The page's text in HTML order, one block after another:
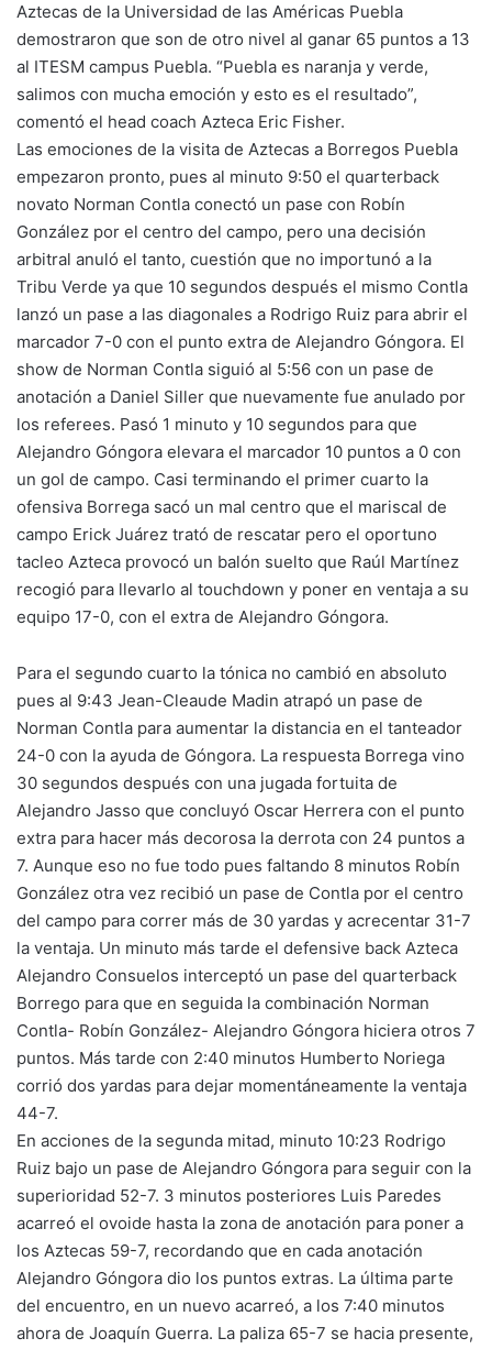
Aztecas de la Universidad de las Américas Puebla
demostraron que son de otro nivel al ganar 65 puntos a 13
al ITESM campus Puebla. “Puebla es naranja y verde,
salimos con mucha emoción y esto es el resultado”,
comentó el head coach Azteca Eric Fisher.
Las emociones de la visita de Aztecas a Borregos Puebla
empezaron pronto, pues al minuto 9:50 el quarterback
novato Norman Contla conectó un pase con Robín
González por el centro del campo, pero una decisión
arbitral anuló el tanto, cuestión que no importunó a la
Tribu Verde ya que 10 segundos después el mismo Contla
lanzó un pase a las diagonales a Rodrigo Ruiz para abrir el
marcador 7-0 con el punto extra de Alejandro Góngora. El
show de Norman Contla siguió al 5:56 con un pase de
anotación a Daniel Siller que nuevamente fue anulado por
los referees. Pasó 1 minuto y 10 segundos para que
Alejandro Góngora elevara el marcador 10 puntos a 0 con
un gol de campo. Casi terminando el primer cuarto la
ofensiva Borrega sacó un mal centro que el mariscal de
campo Erick Juárez trató de rescatar pero el oportuno
tacleo Azteca provocó un balón suelto que Raúl Martínez
recogió para llevarlo al touchdown y poner en ventaja a su
equipo 17-0, con el extra de Alejandro Góngora.
Para el segundo cuarto la tónica no cambió en absoluto
pues al 9:43 Jean-Cleaude Madin atrapó un pase de
Norman Contla para aumentar la distancia en el tanteador
24-0 con la ayuda de Góngora. La respuesta Borrega vino
30 segundos después con una jugada fortuita de
Alejandro Jasso que concluyó Oscar Herrera con el punto
extra para hacer más decorosa la derrota con 24 puntos a
7. Aunque eso no fue todo pues faltando 8 minutos Robín
González otra vez recibió un pase de Contla por el centro
del campo para correr más de 30 yardas y acrecentar 31-7
la ventaja. Un minuto más tarde el defensive back Azteca
Alejandro Consuelos interceptó un pase del quarterback
Borrego para que en seguida la combinación Norman
Contla- Robín González- Alejandro Góngora hiciera otros 7
puntos. Más tarde con 2:40 minutos Humberto Noriega
corrió dos yardas para dejar momentáneamente la ventaja
44-7.
En acciones de la segunda mitad, minuto 10:23 Rodrigo
Ruiz bajo un pase de Alejandro Góngora para seguir con la
superioridad 52-7. 3 minutos posteriores Luis Paredes
acarreó el ovoide hasta la zona de anotación para poner a
los Aztecas 59-7, recordando que en cada anotación
Alejandro Góngora dio los puntos extras. La última parte
del encuentro, en un nuevo acarreó, a los 7:40 minutos
ahora de Joaquín Guerra. La paliza 65-7 se hacia presente,